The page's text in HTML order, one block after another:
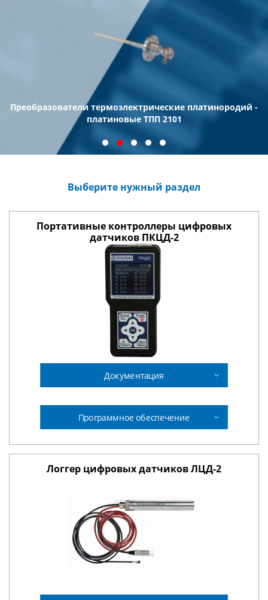
Преобразователи термоэлектрические платинородий -
платиновые ТПП 2101
Выберите нужный раздел
Портативные контроллеры цифровых
датчиков ПКЦД-2
Документация
Программное обеспечение
Логгер цифровых датчиков ЛЦД-2